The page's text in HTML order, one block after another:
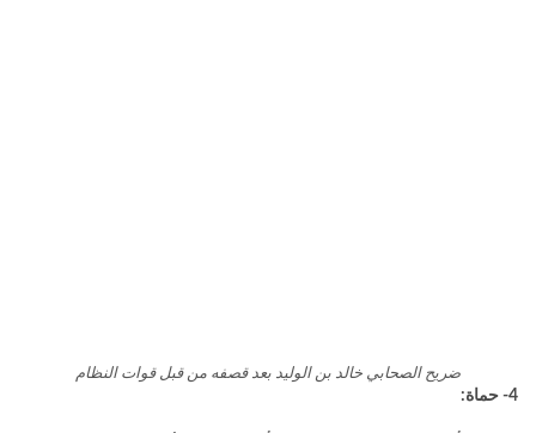
ضريح الصحابي خالد بن الوليد بعد قصفه من قبل قوات النظام
4- حماة: